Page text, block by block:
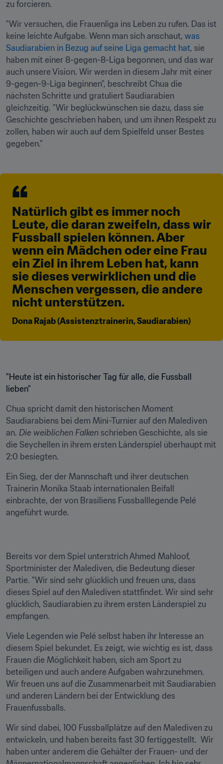
zu forcieren.
"Wir versuchen, die Frauenliga ins Leben zu rufen. Das ist
keine leichte Aufgabe. Wenn man sich anschaut, was
Saudiarabien in Bezug auf seine Liga gemacht hat, sie
haben mit einer 8-gegen-8-Liga begonnen, und das war
auch unsere Vision. Wir werden in diesem Jahr mit einer
9-gegen-9-Liga beginnen", beschreibt Chua die
nächsten Schritte und gratuliert Saudiarabien
gleichzeitig. "Wir beglückwünschen sie dazu, dass sie
Geschichte geschrieben haben, und um ihnen Respekt zu
zollen, haben wir auch auf dem Spielfeld unser Bestes
gegeben."
Natürlich gibt es immer noch
Leute, die daran zweifeln, dass wir
Fussball spielen können. Aber
wenn ein Mädchen oder eine Frau
ein Ziel in ihrem Leben hat, kann
sie dieses verwirklichen und die
Menschen vergessen, die andere
nicht unterstützen.
Dona Rajab (Assistenztrainerin, Saudiarabien)
"Heute ist ein historischer Tag für alle, die Fussball
lieben"
Chua spricht damit den historischen Moment
Saudiarabiens bei dem Mini-Turnier auf den Malediven
an. Die weiblichen Falken schrieben Geschichte, als sie
die Seychellen in ihrem ersten Länderspiel überhaupt mit
2:0 besiegten.
Ein Sieg, der der Mannschaft und ihrer deutschen
Trainerin Monika Staab internationalen Beifall
einbrachte, der von Brasiliens Fussballlegende Pelé
angeführt wurde.
Bereits vor dem Spiel unterstrich Ahmed Mahloof,
Sportminister der Malediven, die Bedeutung dieser
Partie. "Wir sind sehr glücklich und freuen uns, dass
dieses Spiel auf den Malediven stattfindet. Wir sind sehr
glücklich, Saudiarabien zu ihrem ersten Länderspiel zu
empfangen.
Viele Legenden wie Pelé selbst haben ihr Interesse an
diesem Spiel bekundet. Es zeigt, wie wichtig es ist, dass
Frauen die Möglichkeit haben, sich am Sport zu
beteiligen und auch andere Aufgaben wahrzunehmen.
Wir freuen uns auf die Zusammenarbeit mit Saudiarabien
und anderen Ländern bei der Entwicklung des
Frauenfussballs.
Wir sind dabei, 100 Fussballplätze auf den Malediven zu
entwickeln, und haben bereits fast 30 fertiggestellt.  Wir
haben unter anderem die Gehälter der Frauen- und der